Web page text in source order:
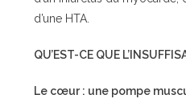
d’une HTA.
QU’EST-CE QUE
Le cœur : une pompe